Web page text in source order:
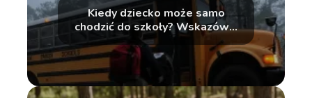
Kiedy dziecko może samo
chodzić do szkoły? Wskazówki
dla rodziców